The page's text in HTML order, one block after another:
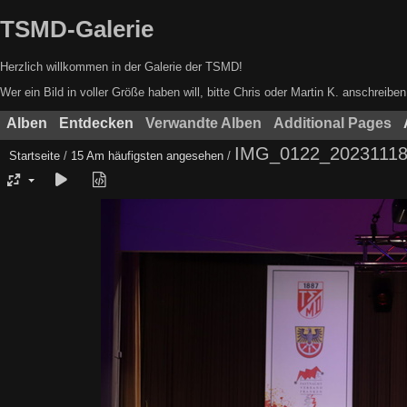
TSMD-Galerie
Herzlich willkommen in der Galerie der TSMD!
Wer ein Bild in voller Größe haben will, bitte Chris oder Martin K.
Alben Entdecken Verwandte Alben Additional Pages
Startseite / 15 Am häufigsten angesehen /